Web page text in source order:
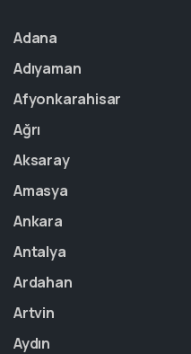
Adana
Adıyaman
Afyonkarahisar
Ağrı
Aksaray
Amasya
Ankara
Antalya
Ardahan
Artvin
Aydın